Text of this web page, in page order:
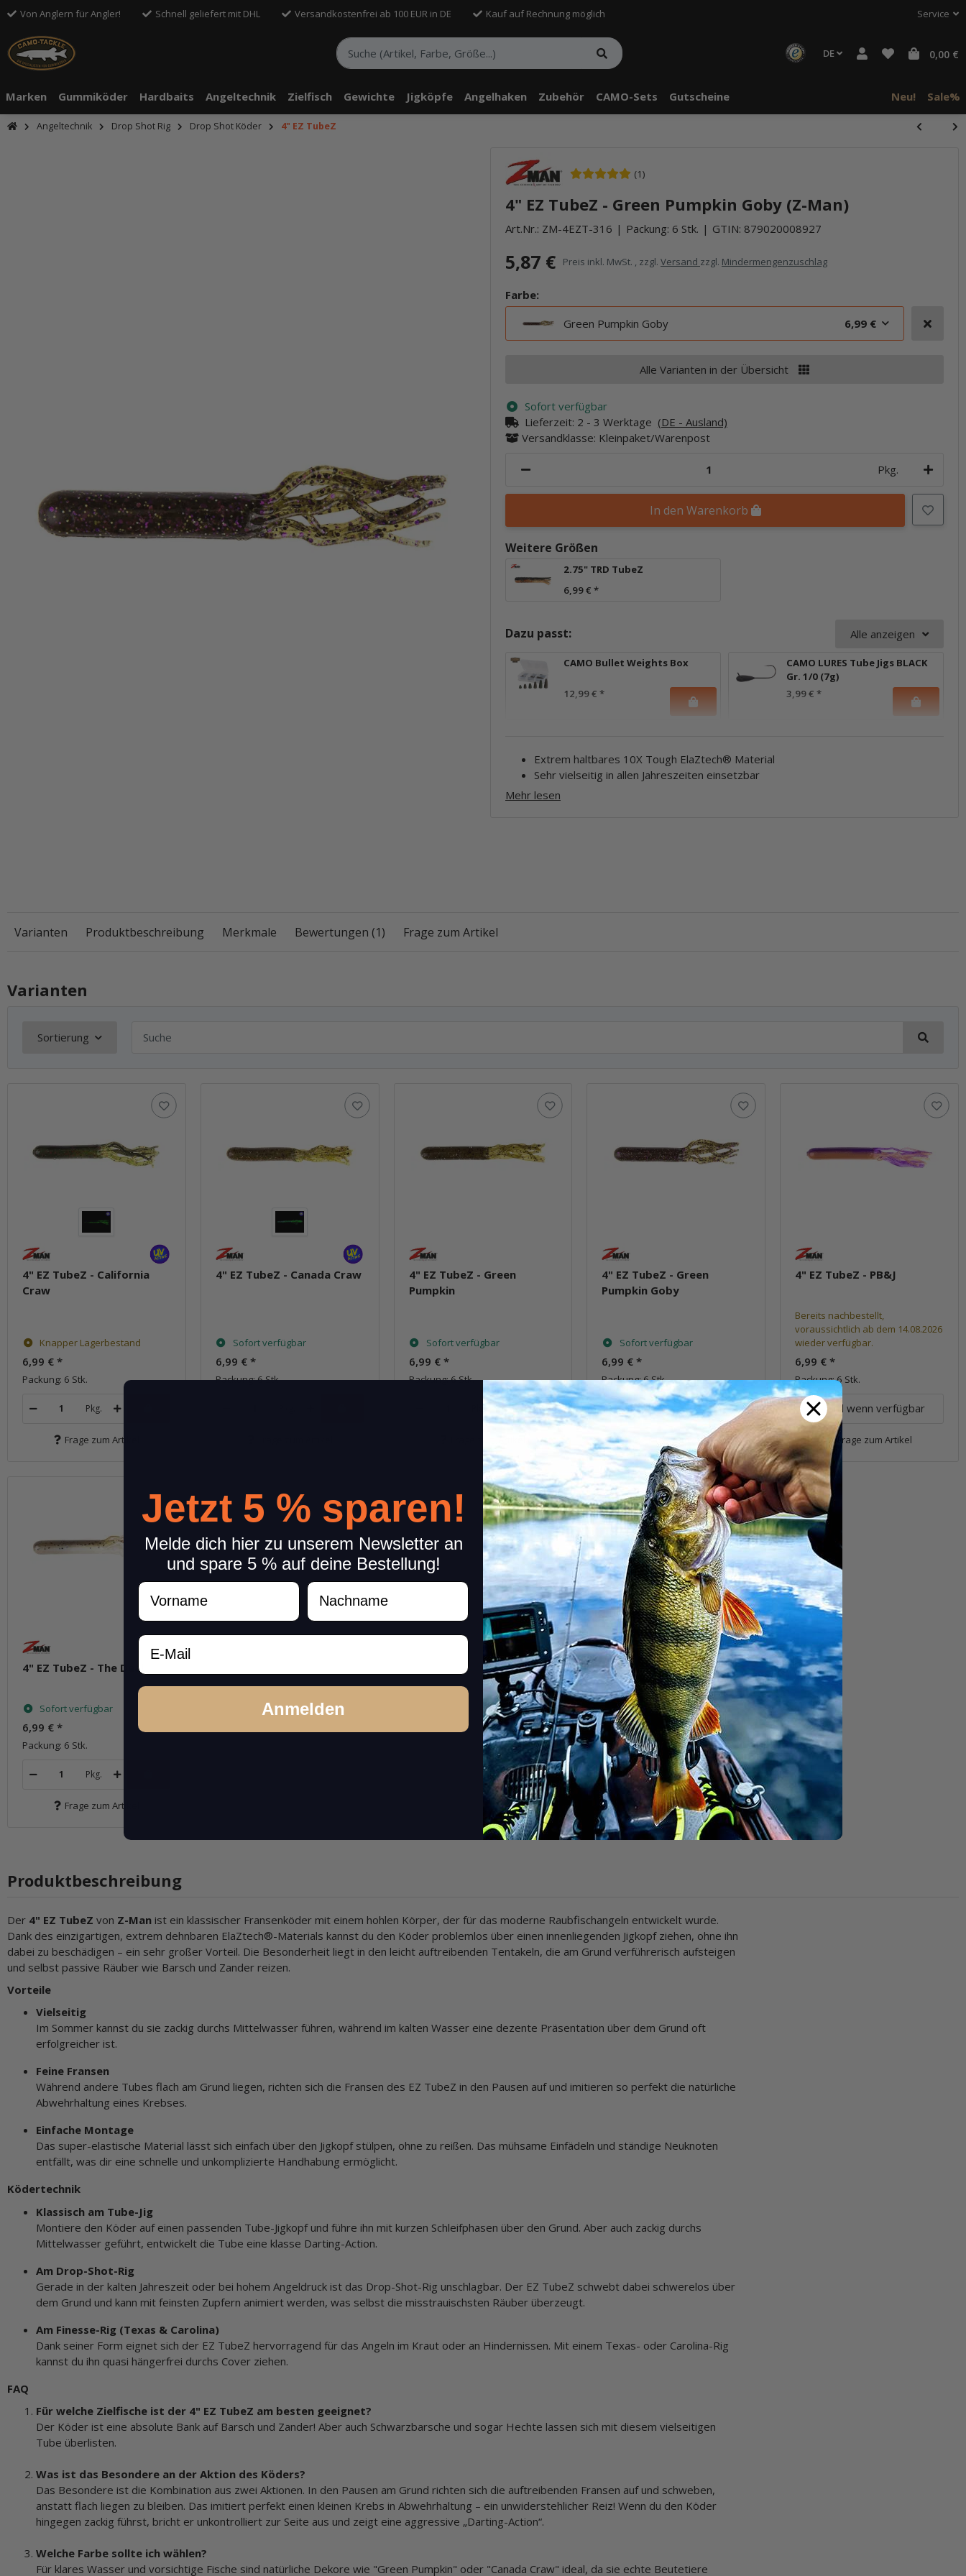
Von Anglern für Angler! Schnell geliefert mit DHL Versandkostenfrei ab 100 EUR in DE Kauf auf Rechnung möglich Service
DE 0,00 €
Marken Gummiköder Hardbaits Angeltechnik Zielfisch Gewichte Jigköpfe Angelhaken Zubehör CAMO-Sets Gutscheine Neu! Sale%
Angeltechnik Drop Shot Rig Drop Shot Köder 4" EZ TubeZ
(1)
4" EZ TubeZ - Green Pumpkin Goby (Z-Man)
Art.Nr.: ZM-4EZT-316 Packung: 6 Stk. GTIN: 879020008927
5,87 € Preis inkl. MwSt. , zzgl. Versand zzgl. Mindermengenzuschlag
Farbe:
Green Pumpkin Goby
6,99 €
Alle Varianten in der Übersicht
Sofort verfügbar
Lieferzeit: 2 - 3 Werktage (DE - Ausland)
Versandklasse: Kleinpaket/Warenpost
Pkg.
In den Warenkorb
Weitere Größen
2.75" TRD TubeZ
6,99 € *
Dazu passt: Alle anzeigen
CAMO Bullet Weights Box
12,99 € *
CAMO LURES Tube Jigs BLACK
Gr. 1/0 (7g)
3,99 € *
Extrem haltbares 10X Tough ElaZtech® Material
Sehr vielseitig in allen Jahreszeiten einsetzbar
Mehr lesen
Varianten Produktbeschreibung Merkmale Bewertungen (1) Frage zum Artikel
Varianten
Sortierung
4" EZ TubeZ - California
Craw
Knapper Lagerbestand
6,99 € *
Packung: 6 Stk.
Pkg.
Frage zum Artikel
4" EZ TubeZ - Canada Craw
Sofort verfügbar
6,99 € *
Packung: 6 Stk.
4" EZ TubeZ - Green
Pumpkin
Sofort verfügbar
6,99 € *
Packung: 6 Stk.
Pkg.
4" EZ TubeZ - Green
Pumpkin Goby
Sofort verfügbar
6,99 €*
Packung: 6 Stk.
Pkg.
Frage zum Artikel
4" EZ TubeZ - PB&J
Bereits nachbestellt,
voraussichtlich ab dem 14.08.2026
wieder verfügbar.
6,99 €*
Packung: 6 Stk.
E-Mail wenn verfügbar
Frage zum Artikel
4" EZ TubeZ - The Deal
Sofort verfügbar
6,99 € *
Packung: 6 Stk.
Pkg.
Frage zum Artikel
Produktbeschreibung
Der 4" EZ TubeZ von Z-Man ist ein klassischer Fransenköder mit einem hohlen Körper, der für das moderne Raubfischangeln entwickelt wurde.
Dank des einzigartigen, extrem dehnbaren ElaZtech®-Materials kannst du den Köder problemlos über einen innenliegenden Jigkopf ziehen, ohne ihn
dabei zu beschädigen – ein sehr großer Vorteil. Die Besonderheit liegt in den leicht auftreibenden Tentakeln, die am Grund verführerisch aufsteigen
und selbst passive Räuber wie Barsch und Zander reizen.
Vorteile
Vielseitig
Im Sommer kannst du sie zackig durchs Mittelwasser führen, während im kalten Wasser eine dezente Präsentation über dem Grund oft
erfolgreicher ist.
Feine Fransen
Während andere Tubes flach am Grund liegen, richten sich die Fransen des EZ TubeZ in den Pausen auf und imitieren so perfekt die natürliche
Abwehrhaltung eines Krebses.
Einfache Montage
Das super-elastische Material lässt sich einfach über den Jigkopf stülpen, ohne zu reißen. Das mühsame Einfädeln und ständige Neuknoten
entfällt, was dir eine schnelle und unkomplizierte Handhabung ermöglicht.
Ködertechnik
Klassisch am Tube-Jig
Montiere den Köder auf einen passenden Tube-Jigkopf und führe ihn mit kurzen Schleifphasen über den Grund. Aber auch zackig durchs
Mittelwasser geführt, entwickelt die Tube eine klasse Darting-Action.
Am Drop-Shot-Rig
Gerade in der kalten Jahreszeit oder bei hohem Angeldruck ist das Drop-Shot-Rig unschlagbar. Der EZ TubeZ schwebt dabei schwerelos über
dem Grund und kann mit feinsten Zupfern animiert werden, was selbst die misstrauischsten Räuber überzeugt.
Am Finesse-Rig (Texas & Carolina)
Dank seiner Form eignet sich der EZ TubeZ hervorragend für das Angeln im Kraut oder an Hindernissen. Mit einem Texas- oder Carolina-Rig
kannst du ihn quasi hängerfrei durchs Cover ziehen.
FAQ
Für welche Zielfische ist der 4" EZ TubeZ am besten geeignet?
Der Köder ist eine absolute Bank auf Barsch und Zander! Aber auch Schwarzbarsche und sogar Hechte lassen sich mit diesem vielseitigen
Tube überlisten.
Was ist das Besondere an der Aktion des Köders?
Das Besondere ist die Kombination aus zwei Aktionen. In den Pausen am Grund richten sich die auftreibenden Fransen auf und schweben,
anstatt flach liegen zu bleiben. Das imitiert perfekt einen kleinen Krebs in Abwehrhaltung – ein unwiderstehlicher Reiz! Wenn du den Köder
hingegen zackig führst, bricht er unkontrolliert zur Seite aus und zeigt eine aggressive „Darting-Action“.
Welche Farbe sollte ich wählen?
Für klares Wasser und vorsichtige Fische sind natürliche Dekore wie "Green Pumpkin" oder "Canada Craw" ideal, da sie echte Beutetiere
Jetzt 5 % sparen!
Melde dich hier zu unserem Newsletter an
und spare 5 % auf deine Bestellung!
Vorname Nachname
Email
Anmelden